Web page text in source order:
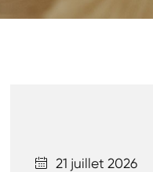
 21 juillet 2026